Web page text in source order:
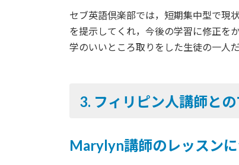
セブ英語倶楽部では，短期集中型で現
を提示してくれ，今後の学習に修正を
学のいいところ取りをした生徒の一人だ
3. フィリピン人講師と
Marylyn講師のレッスンに